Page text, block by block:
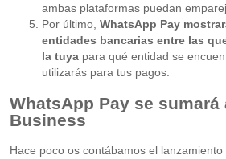
ambas plataformas puedan
Por último, WhatsApp Pay
entidades bancarias entre las
la tuyapara qué entidad se
utilizarás para tus pagos.
WhatsApp Pay se sumará
Business
Hace poco os contábamos el lanzamiento